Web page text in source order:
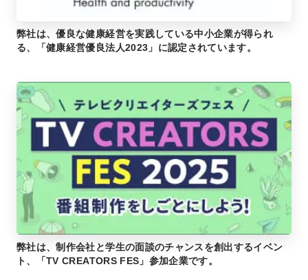
弊社は、優良な健康経営を実践している中小企業が得られ
る、「健康経営優良法人2023」に認定されています。
弊社は、制作会社と学生の面談のチャンスを創出するイベン
ト、「TV CREATORS FES」参加企業です。